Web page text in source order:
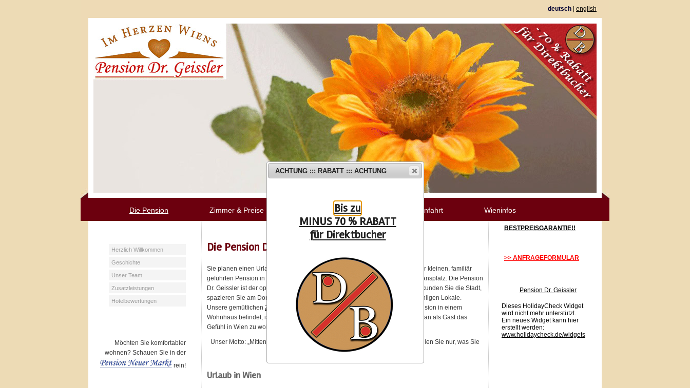
deutsch english
Die Pension Zimmer & Preise Bildergalerie Kontakt & Anfahrt Wieninfos
Herzlich Willkommen
Geschichte
Unser Team
Zusatzleistungen
Hotelbewertungen
Möchten Sie komfortabler
wohnen? Schauen Sie in der
rein!
BESTPREISGARANTIE!!
>> ANFRAGEFORMULAR
Pension Dr. Geissler
Dieses HolidayCheck Widget
wird nicht mehr unterstützt.
Ein neues Widget kann hier
erstellt werden:
www.holidaycheck.de/widgets
Die Pension Dr. Geissler
Sie planen einen Urlaub in Wien? Kommen Sie zu uns! Wohnen Sie in unserer kleinen, familiär
geführten Pension in der Wiener Innenstadt zwischen Donaukanal und Stephansplatz. Die Pension
Dr. Geissler ist der optimale Ausgangspunkt für jegliche Aktivitäten in Wien. Erkunden Sie die Stadt,
spazieren Sie am Donaukanal entlang oder setzen Sie sich in eines der unzähligen Lokale.
Unsere gemütlichen Zimmer
sind ideal für einen Stadtbesuch. Da sich die Pension in einem
Wohnhaus befindet, ist sie mit einem Hotel nicht zu vergleichen. Bei uns hat man als Gast das
Gefühl in Wien zu wohnen und nicht nur auf Besuch zu sein.
Unser Motto: „Mitten im Zentrum und trotzdem günstig nächtigen! Bei uns zahlen Sie nur, was Sie
wirklich brauchen!“
Urlaub in Wien
ACHTUNG ::: RABATT ::: ACHTUNG
Bis zu
MINUS 70 % RABATT
für Direktbucher